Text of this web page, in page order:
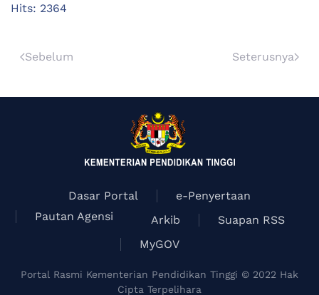
Hits: 2364
Sebelum Seterusnya
Dasar Portal
e-Penyertaan
Pautan Agensi
Arkib
Suapan RSS
MyGOV
Portal Rasmi Kementerian Pendidikan Tinggi © 2022 Hak
Cipta Terpelihara